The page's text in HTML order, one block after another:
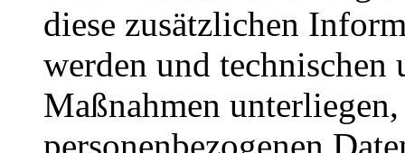
diese zusätzlichen
werden und technischen
Maßnahmen
personenbezogenen